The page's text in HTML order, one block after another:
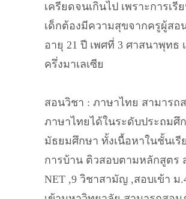
เครียดจนเกินไป เพราะการเรี
เด็กต้องมีความสุขจากครูผู้สอ
อายุ 21 ปี เพศที่ 3 ศาสนาพุทธ
ครึ่งมาเลเซีย
สอนวิชา : ภาษาไทย สามารถ
ภาษาไทยได้ในระดับประถมศึ
มัธยมศึกษา ทั้งเนื้อหาในชั้นเรี
การบ้าน ติวสอบตามหลักสูตร
NET ,9 วิชาสามัญ ,สอบเข้า ม.4